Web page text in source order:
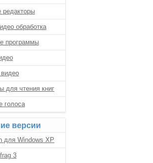
редакторы
обработка
программы
для чтения книг
голоса
версии
для Windows XP
3